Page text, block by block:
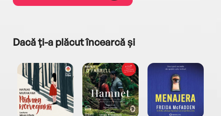
Dacă ți-a plăcut încearcă și